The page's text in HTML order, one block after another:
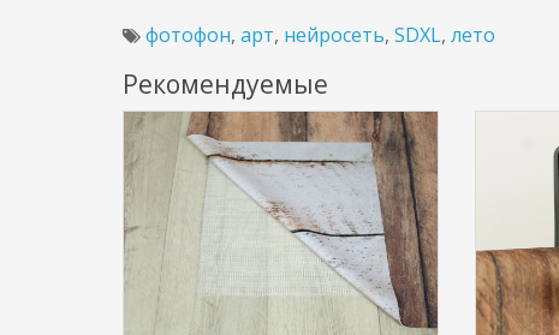
фотофон, арт, нейросеть, SDXL, лето
Рекомендуемые